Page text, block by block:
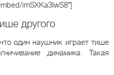
imSXKa3IwS8″]
другого
один наушник играет тише
динамика. Такая